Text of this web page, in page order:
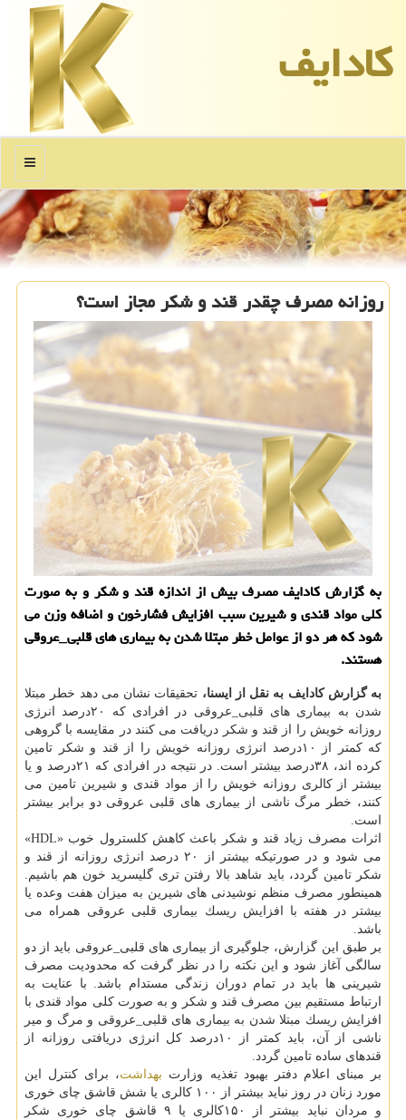
كادایف
منو
روزانه مصرف چقدر قند و شكر مجاز است؟
به گزارش كادایف مصرف بیش از اندازه قند و شكر و به صورت
كلی مواد قندی و شیرین سبب افزایش فشارخون و اضافه وزن می
شود كه هر دو از عوامل خطر مبتلا شدن به بیماری های قلبی_عروقی
هستند.
به گزارش كادایف به نقل از ایسنا، تحقیقات نشان می دهد خطر مبتلا
شدن به بیماری های قلبی_عروقی در افرادی كه ۲۰درصد انرژی
روزانه خویش را از قند و شكر دریافت می كنند در مقایسه با گروهی
كه كمتر از ۱۰درصد انرژی روزانه خویش را از قند و شكر تامین
كرده اند، ۳۸درصد بیشتر است. در نتیجه در افرادی كه ۲۱درصد و یا
بیشتر از كالری روزانه خویش را از مواد قندی و شیرین تامین می
كنند، خطر مرگ ناشی از بیماری های قلبی عروقی دو برابر بیشتر
است.
اثرات مصرف زیاد قند و شكر باعث كاهش كلسترول خوب «HDL»
می شود و در صورتیكه بیشتر از ۲۰ درصد انرژی روزانه از قند و
شكر تامین گردد، باید شاهد بالا رفتن تری گلیسرید خون هم باشیم.
همینطور مصرف منظم نوشیدنی های شیرین به میزان هفت وعده یا
بیشتر در هفته با افزایش ریسك بیماری قلبی عروقی همراه می
باشد.
بر طبق این گزارش، جلوگیری از بیماری های قلبی_عروقی باید از دو
سالگی آغاز شود و این نكته را در نظر گرفت كه محدودیت مصرف
شیرینی ها باید در تمام دوران زندگی مستدام باشد. با عنایت به
ارتباط مستقیم بین مصرف قند و شكر و به صورت كلی مواد قندی با
افزایش ریسك مبتلا شدن به بیماری های قلبی_عروقی و مرگ و میر
ناشی از آن، باید كمتر از ۱۰درصد كل انرژی دریافتی روزانه از
قندهای ساده تامین گردد.
بر مبنای اعلام دفتر بهبود تغذیه وزارت بهداشت، برای كنترل این
مورد زنان در روز نباید بیشتر از ۱۰۰ كالری یا شش قاشق چای خوری
و مردان نباید بیشتر از ۱۵۰كالری یا ۹ قاشق چای خوری شكر